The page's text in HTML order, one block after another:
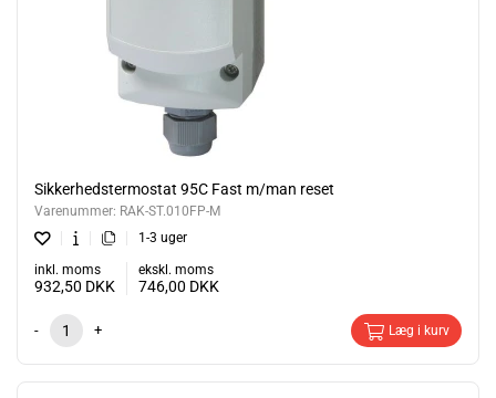
Sikkerhedstermostat 95C Fast m/man reset
Varenummer: RAK-ST.010FP-M
1-3 uger
inkl. moms
932,50 DKK
ekskl. moms
746,00 DKK
- + Læg i kurv